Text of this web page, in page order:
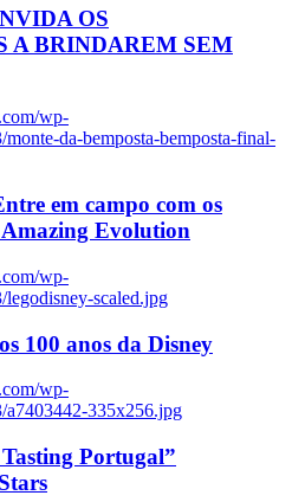
OS
A BRINDAREM SEM
wp-
da-bemposta-bemposta-final-
em campo com os
Amazing Evolution
wp-
legodisney-scaled.jpg
100 anos da Disney
wp-
a7403442-335x256.jpg
Portugal”